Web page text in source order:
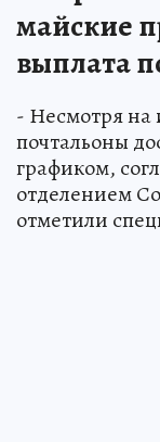
майские
выплата
- Несмотря на
почтальоны
графиком,
отделением
отметили